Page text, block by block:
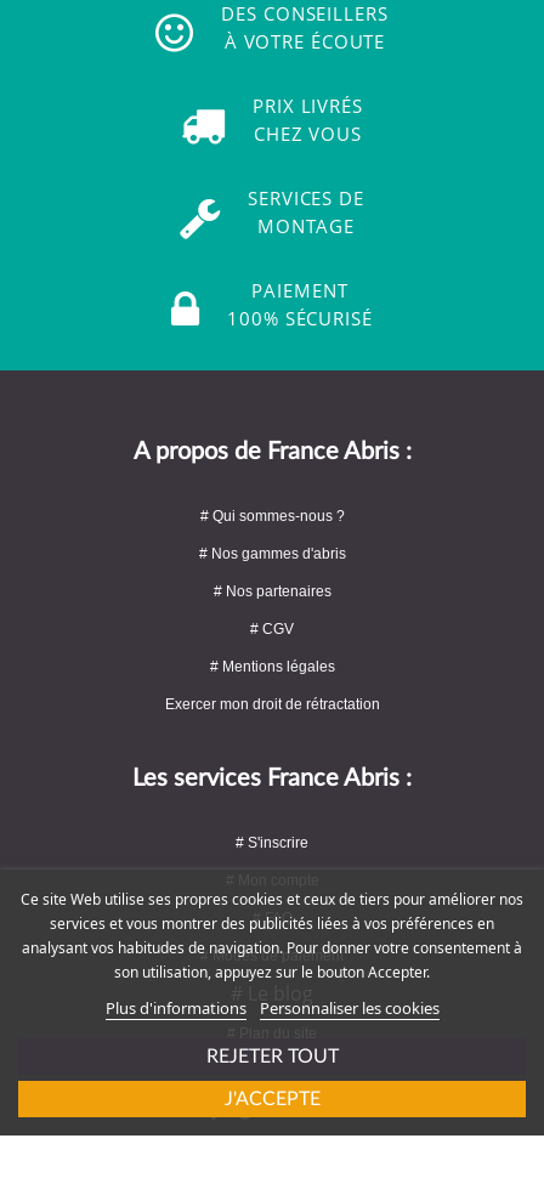
DES CONSEILLERS
À VOTRE ÉCOUTE
PRIX LIVRÉS
CHEZ VOUS
SERVICES DE
MONTAGE
PAIEMENT
100% SÉCURISÉ
A propos de France Abris :
# Qui sommes-nous ?
# Nos gammes d'abris
# Nos partenaires
# CGV
# Mentions légales
Exercer mon droit de rétractation
Les services France Abris :
# S'inscrire
# FAQ
# Modes de paiement
Rejoignez-nous !
Ce site Web utilise ses propres cookies et ceux de tiers pour améliorer nos
services et vous montrer des publicités liées à vos préférences en
analysant vos habitudes de navigation. Pour donner votre consentement à
son utilisation, appuyez sur le bouton Accepter.
Plus d'informations Personnaliser les cookies
REJETER TOUT
J'ACCEPTE